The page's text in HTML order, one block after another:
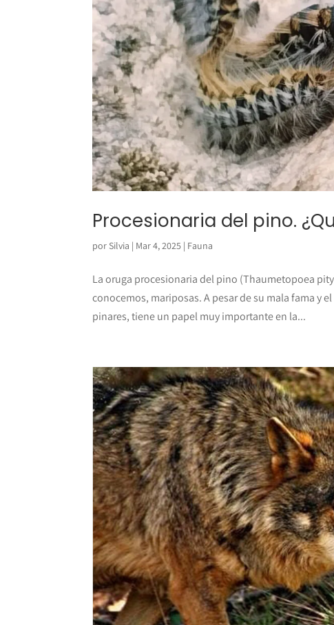
Procesionaria del pino.
por Silvia | Mar 4, 2025 | Fauna
La oruga procesionaria del pino (Thaumetopoea
conocemos, mariposas. A pesar de su mala fama y
pinares, tiene un papel muy importante en la...